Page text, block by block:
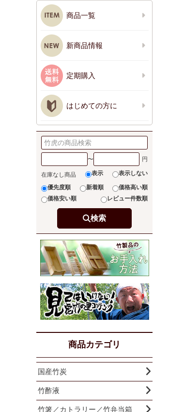
商品一覧
新商品情報
定期購入
はじめての方に
〜
在庫なし商品 表示 表示しない
優先度順 新着順
価格高い順
価格安い順
レビュー件数順
検索
商品カテゴリ
国産竹炭
竹酢液
竹箸／カトラリー／竹弁当箱